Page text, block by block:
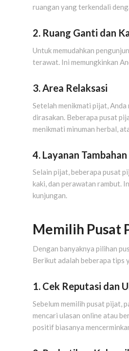
ruangan yang terkendali
2. Ruang Ganti dan
Untuk memudahkan
terawat. Ini memungkinkan
3. Area Relaksasi
Setelah menikmati pijat,
dirasakan. Beberapa pusat
menikmati minuman herbal,
4. Layanan Tambahan
Selain pijat, beberapa pusat
kaki, dan perawatan rambut.
kunjungan.
Memilih Pusat
Dengan banyaknya pilihan
Berikut adalah beberapa tips
1. Cek Reputasi dan
Sebelum memilih pusat pijat,
mencari ulasan online atau
positif biasanya